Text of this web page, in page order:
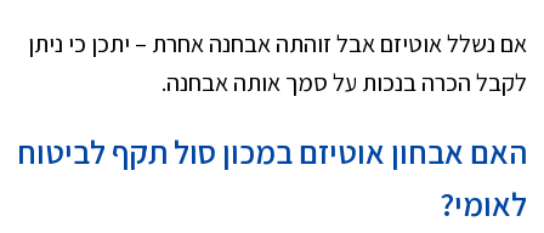
אם נשלל אוטיזם אבל זוהתה אבחנה אחרת – יתכן כי ניתן
לקבל הכרה בנכות על סמך אותה אבחנה.
האם אבחון אוטיזם במכון סול תקף לביטוח
לאומי?